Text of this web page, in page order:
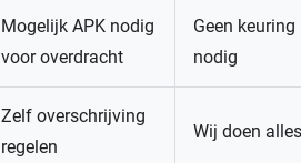
Mogelijk APK nodig
voor overdracht
Geen keuring
nodig
Zelf overschrijving
regelen
Wij doen alles